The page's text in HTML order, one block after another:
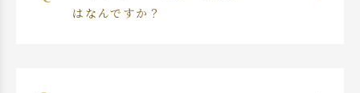
はなんですか？